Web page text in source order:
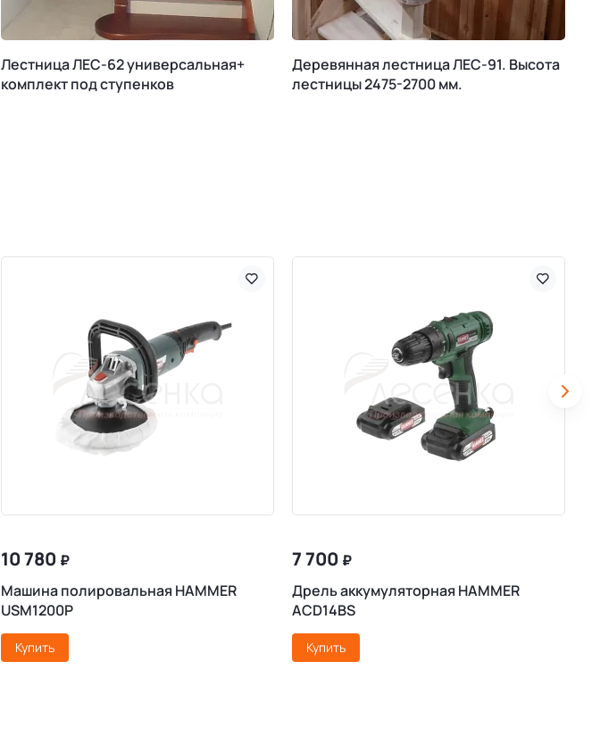
Лестница ЛЕС-62 универсальная+
комплект под ступенков
Деревянная лестница ЛЕС-91. Высота
лестницы 2475-2700 мм.
10 780 ₽
Машина полировальная HAMMER
USM1200P
Купить
7 700 ₽
Дрель аккумуляторная HAMMER
ACD14BS
Купить